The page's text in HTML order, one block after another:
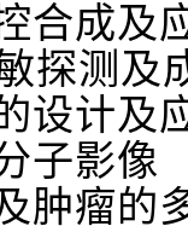
合成及
探测及
设计及
子影像
肿瘤的